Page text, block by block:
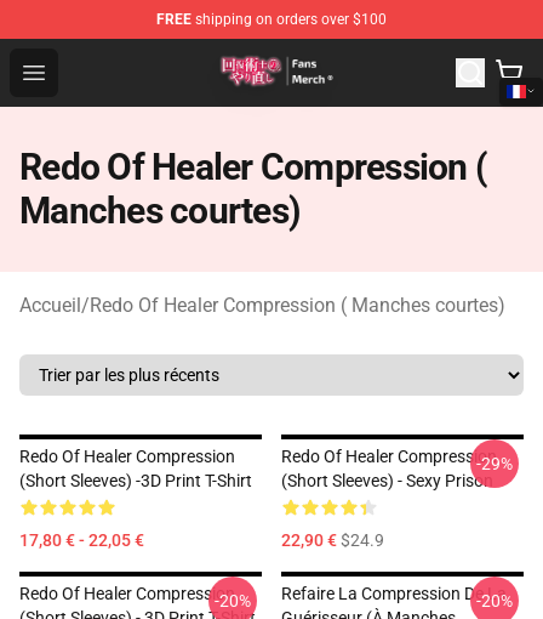
FREE shipping on orders over $100
Open menu
Redo Of Healer Store - Official Redo Of Healer
Redo Of Healer Compression (
Manches courtes)
Accueil/Redo Of Healer Compression ( Manches courtes)
Redo Of Healer Compression
(short Sleeves) -3D Print T-Shirt
17,80 € - 22,05 €
Redo Of Healer Compression
(short Sleeves) - Sexy Prison
22,90 €$24.9
-29%
Redo Of Healer Compression-20%
Refaire La Compression De La
-20%